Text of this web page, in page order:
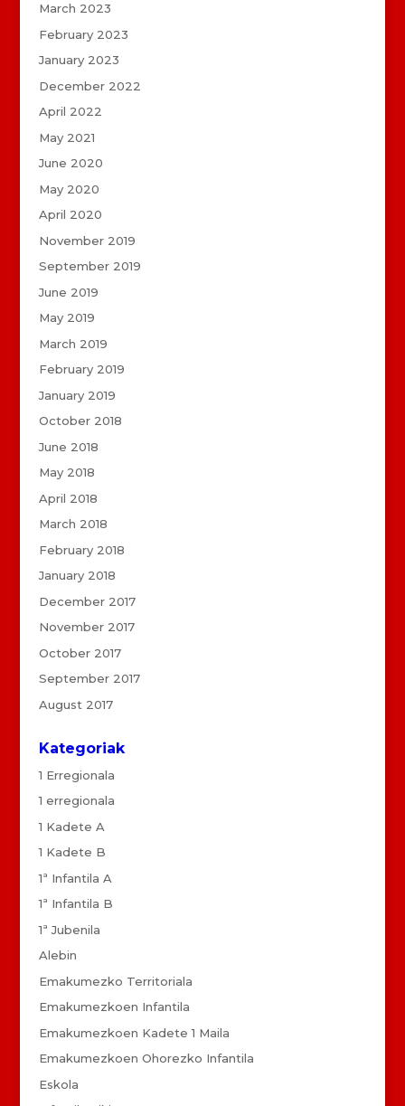
March 2023
February 2023
January 2023
December 2022
April 2022
May 2021
June 2020
May 2020
April 2020
November 2019
September 2019
June 2019
May 2019
March 2019
February 2019
January 2019
October 2018
June 2018
May 2018
April 2018
March 2018
February 2018
January 2018
December 2017
November 2017
October 2017
September 2017
August 2017
Kategoriak
1 Erregionala
1 erregionala
1 Kadete A
1 Kadete B
1ª Infantila A
1ª Infantila B
1ª Jubenila
Alebin
Emakumezko Territoriala
Emakumezkoen Infantila
Emakumezkoen Kadete 1 Maila
Emakumezkoen Ohorezko Infantila
Eskola